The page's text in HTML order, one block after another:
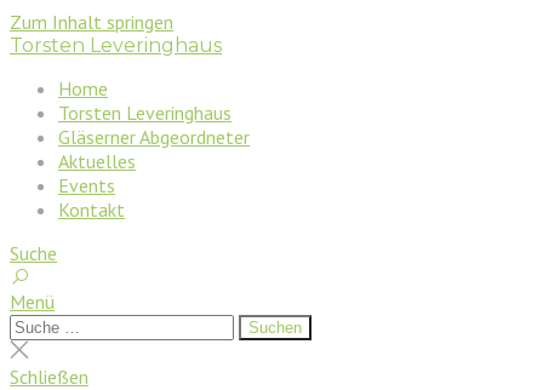
Zum Inhalt springen
Torsten Leveringhaus
Home
Torsten Leveringhaus
Gläserner Abgeordneter
Aktuelles
Events
Kontakt
Suche
Menü
Suchen
nach:
Suchen
Suche
schließen
Schließen